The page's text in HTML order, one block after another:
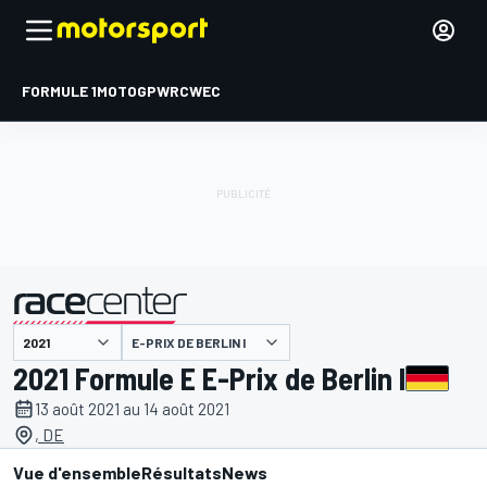
FORMULE 1MOTOGPWRCWEC
présenté par E-PRIX DE BERLIN I
2021 Formule E E-Prix de Berlin I
13 août 2021 au 14 août 2021
, DE
Vue d'ensembleRésultatsNews